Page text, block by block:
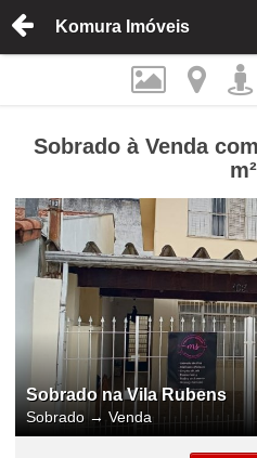
Komura Imóveis
Sobrado à Venda
m²
Sobrado na Vila Rubens
Sobrado → Venda